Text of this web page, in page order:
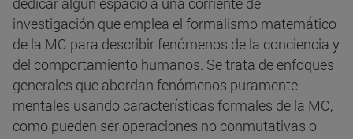
investigación que emplea el formalismo matemático
de la MC para describir fenómenos de la conciencia y
del comportamiento humanos. Se trata de enfoques
generales que abordan fenómenos puramente
mentales usando características formales de la MC,
como pueden ser operaciones no conmutativas o